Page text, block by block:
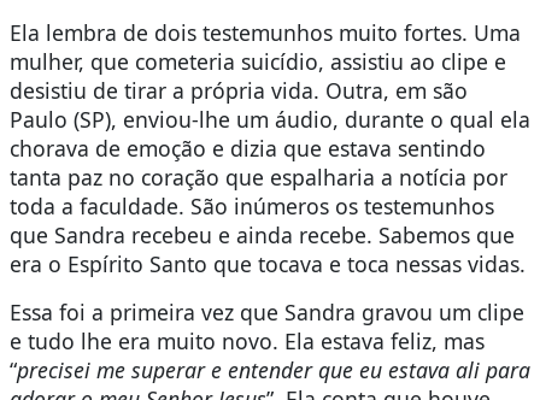
Ela lembra de dois testemunhos muito fortes. Uma
mulher, que cometeria suicídio, assistiu ao clipe e
desistiu de tirar a própria vida. Outra, em são
Paulo (SP), enviou-lhe um áudio, durante o qual ela
chorava de emoção e dizia que estava sentindo
tanta paz no coração que espalharia a notícia por
toda a faculdade. São inúmeros os testemunhos
que Sandra recebeu e ainda recebe. Sabemos que
era o Espírito Santo que tocava e toca nessas vidas.
Essa foi a primeira vez que Sandra gravou um clipe
e tudo lhe era muito novo. Ela estava feliz, mas
“precisei me superar e entender que eu estava ali para